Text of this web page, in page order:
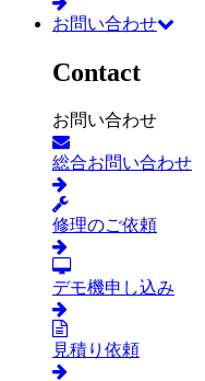
お問い合わせ
Contact
お問い合わせ
総合お問い合わせ
修理のご依頼
デモ機申し込み
見積り依頼